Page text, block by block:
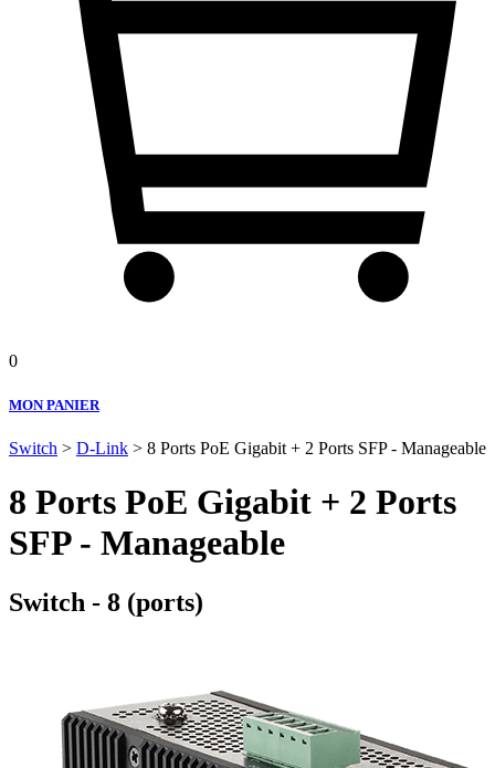
0
MON PANIER
Switch > D-Link > 8 Ports PoE Gigabit + 2 Ports SFP - Manageable
8 Ports PoE Gigabit + 2 Ports
SFP - Manageable
Switch - 8 (ports)